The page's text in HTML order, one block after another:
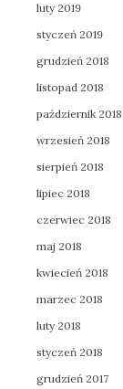
luty 2019
styczeń 2019
grudzień 2018
listopad 2018
październik 2018
wrzesień 2018
sierpień 2018
lipiec 2018
czerwiec 2018
maj 2018
kwiecień 2018
marzec 2018
luty 2018
styczeń 2018
grudzień 2017